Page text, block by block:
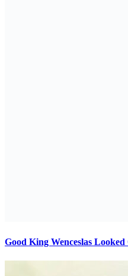
Good King Wenceslas